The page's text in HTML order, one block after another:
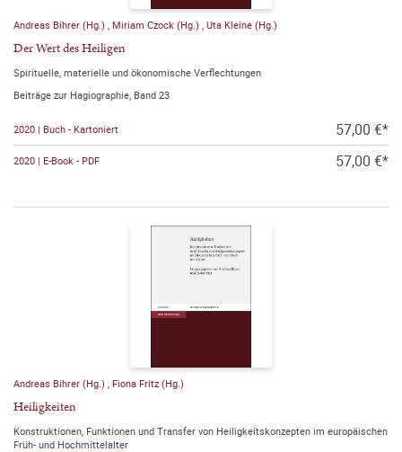
Andreas Bihrer (Hg.) Miriam Czock (Hg.) Uta Kleine (Hg.)
Der Wert des Heiligen
Spirituelle, materielle und ökonomische Verflechtungen
Beiträge zur Hagiographie, Band 23
2020 | Buch - Kartoniert 57,00 €*
2020 | E-Book - PDF 57,00 €*
Andreas Bihrer (Hg.) Fiona Fritz (Hg.)
Heiligkeiten
Konstruktionen, Funktionen und Transfer von Heiligkeitskonzepten im europäischen
Früh- und Hochmittelalter